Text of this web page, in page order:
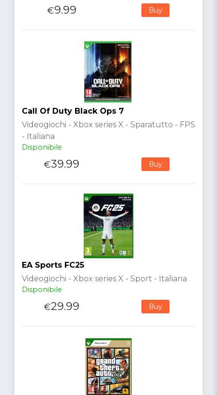
€9.99 Buy
Call Of Duty Black Ops 7
Videogiochi - Xbox series X - Sparatutto - FPS
- Italiana
Disponibile
€39.99 Buy
EA Sports FC25
Videogiochi - Xbox series X - Sport - Italiana
Disponibile
€29.99 Buy